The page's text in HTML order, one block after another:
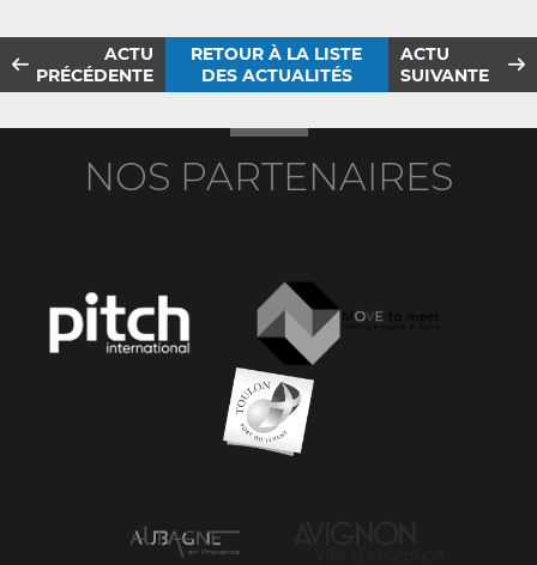
ACTU
PRÉCÉDENTE
RETOUR À LA LISTE
DES ACTUALITÉS
ACTU
SUIVANTE
NOS PARTENAIRES